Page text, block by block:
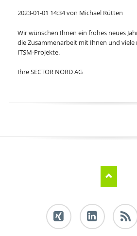
2023-01-01 14:34von Michael Rütten
Wir wünschen Ihnen ein frohes neues
die Zusammenarbeit mit Ihnen und viele
ITSM-Projekte.
Ihre SECTOR NORD AG